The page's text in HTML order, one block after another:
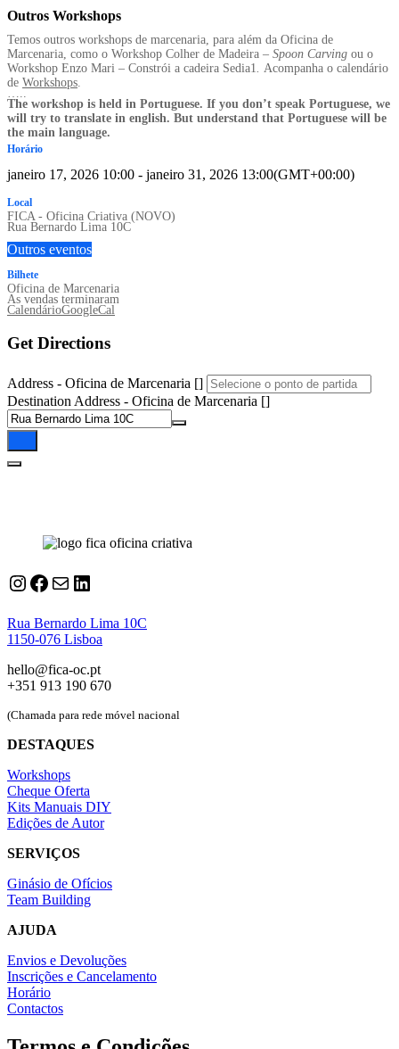
Outros Workshops
Temos outros workshops de marcenaria, para além da Oficina de
Marcenaria, como o Workshop Colher de Madeira – Spoon Carving ou o
Workshop Enzo Mari – Constrói a cadeira Sedia1
Acompanha o calendário
de Workshops
…..
The workshop is held in Portuguese. If you don’t speak Portuguese, we
will try to translate in english. But understand that Portuguese will be
the main language.
Horário
janeiro 17, 2026 10:00 - janeiro 31, 2026 13:00(GMT+00:00)
Local
FICA - Oficina Criativa (NOVO)
Rua Bernardo Lima 10C
Outros eventos
Bilhete
Oficina de Marcenaria
As vendas terminaram
CalendárioGoogleCal
Get Directions
Address - Oficina de Marcenaria []
Destination Address - Oficina de Marcenaria []
Instagram
Facebook
Correio
LinkedIn
Rua Bernardo Lima 10C
1150-076 Lisboa
hello@fica-oc.pt
+351 913 190 670
(Chamada para rede móvel nacional
DESTAQUES
Workshops
Cheque Oferta
Kits Manuais DIY
Edições de Autor
SERVIÇOS
Ginásio de Ofícios
Team Building
AJUDA
Envios e Devoluções
Inscrições e Cancelamento
Horário
Contactos